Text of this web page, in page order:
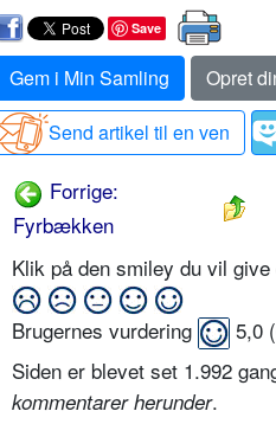
Save
Gem i Min Samling
Opret
Send artikel til en ven
Forrige:
Fyrbækken
Klik på den smiley du vil give
Brugernes vurdering 5,0 (
Siden er blevet set 1.992
kommentarer herunder.